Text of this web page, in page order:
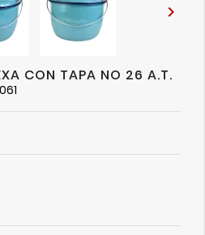

CON TAPA NO 26 A.T.